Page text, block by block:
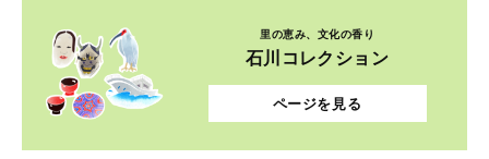
里の恵み、文化の香り
石川コレクション
ページを見る